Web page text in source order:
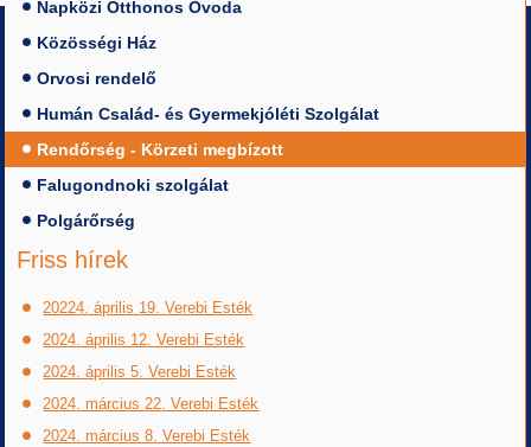
Napközi Otthonos Óvoda
Közösségi Ház
Orvosi rendelő
Humán Család- és Gyermekjóléti Szolgálat
Rendőrség - Körzeti megbízott
Falugondnoki szolgálat
Polgárőrség
Friss hírek
20224. április 19. Verebi Esték
2024. április 12. Verebi Esték
2024. április 5. Verebi Esték
2024. március 22. Verebi Esték
2024. március 8. Verebi Esték